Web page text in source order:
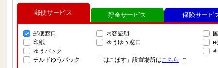
郵便サービス
郵便窓口
印紙
ゆうパック
チルドゆうパック
内容証明
ゆうゆう窓口
「はこぽす」設置場所はこちら
e
貯金サービス 保険サービ